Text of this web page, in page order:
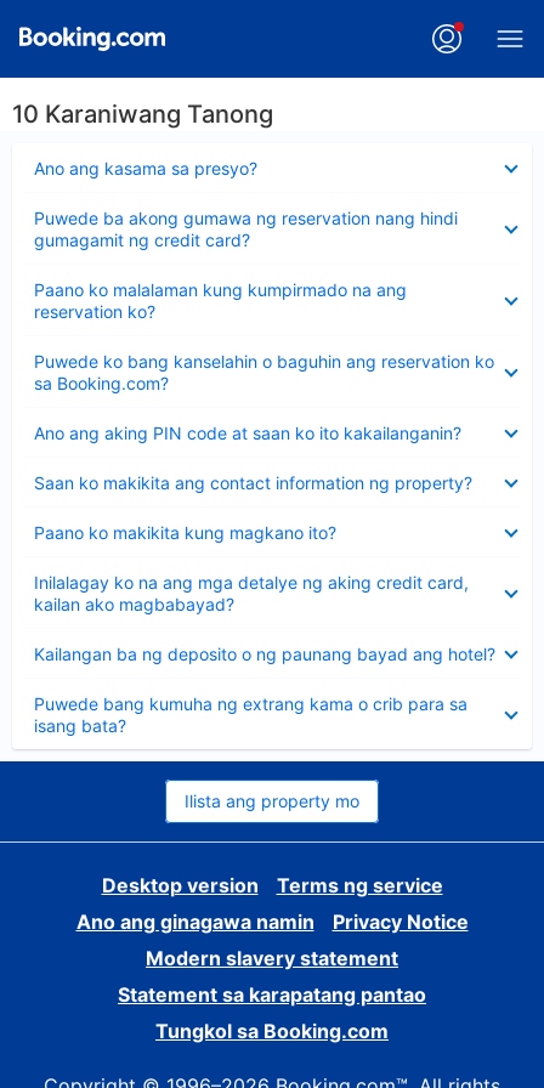
10 Karaniwang Tanong
Ano ang kasama sa presyo?
ang
Puwede ba akong gumawa ng reservation nang hindi
gumagamit ng credit card?
ang
sagot
Paano ko malalaman kung kumpirmado na ang
reservation ko?
ang
sagot
Puwede ko bang kanselahin o baguhin ang reservation ko
sa Booking.com?
ang
sagot
Ano ang aking PIN code at saan ko ito kakailanganin?
ang
Saan ko makikita ang contact information ng property?
ang
Paano ko makikita kung magkano ito?
ang
Inilalagay ko na ang mga detalye ng aking credit card,
kailan ako magbabayad?
ang
sagot
Kailangan ba ng deposito o ng paunang bayad ang hotel?
ang
Puwede bang kumuha ng extrang kama o crib para sa
isang bata?
ang
sagot
Ilista ang property mo
Desktop version
Terms ng service
Ano ang ginagawa namin
Privacy Notice
Modern slavery statement
Statement sa karapatang pantao
Tungkol sa Booking.com